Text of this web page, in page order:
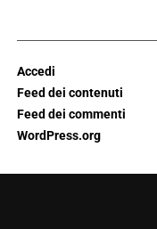
Accedi
Feed dei contenuti
Feed dei commenti
WordPress.org